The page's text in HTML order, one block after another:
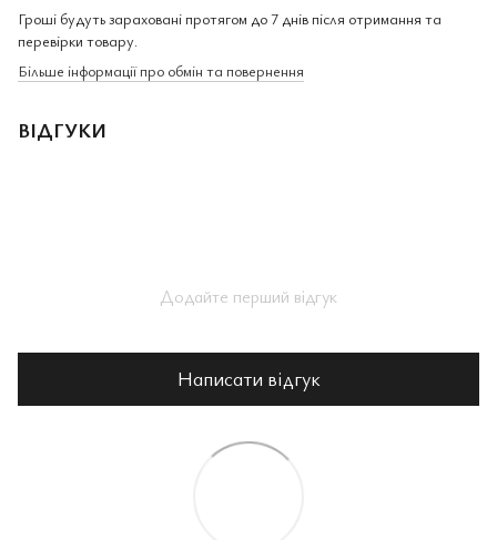
Гроші будуть зараховані протягом до 7 днів після отримання та
перевірки товару.
Більше інформації про обмін та повернення
ВІДГУКИ
Додайте перший відгук
Написати відгук